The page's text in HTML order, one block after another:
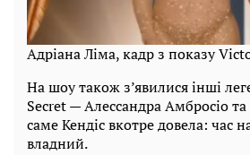
Адріана Ліма, кадр з показу
На шоу також з’явилися інші
Secret — Алессандра Амбросіо
саме Кендіс вкотре довела: час
владний.